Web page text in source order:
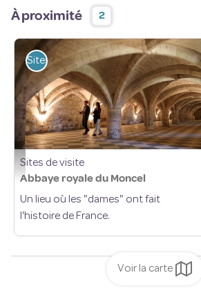
Voir la carte
À proximité 2
Abbaye royale du Moncel - PNROPF
Sites de visite
Sites de visite
Abbaye royale du Moncel
Un lieu où les "dames" ont fait
l'histoire de France.